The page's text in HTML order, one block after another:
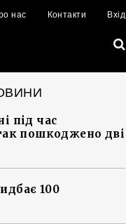
нас Контакти Вхід
під час
пошкоджено дві
100